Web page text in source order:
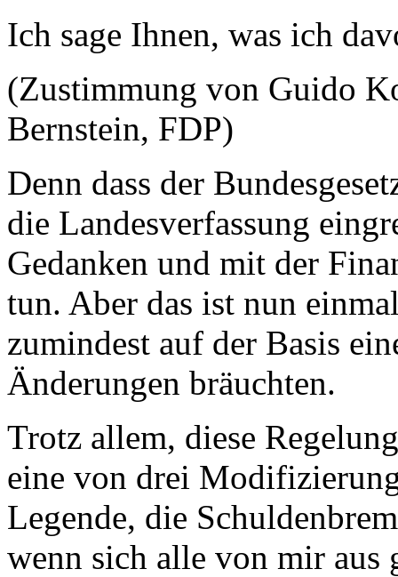
Ich sage Ihnen, was ich
(Zustimmung von Guido
Bernstein, FDP)
Denn dass der
die Landesverfassung
Gedanken und mit der
tun. Aber das ist nun
zumindest auf der Basis
Änderungen bräuchten.
Trotz allem, diese
eine von drei
Legende, die
wenn sich alle von mir aus